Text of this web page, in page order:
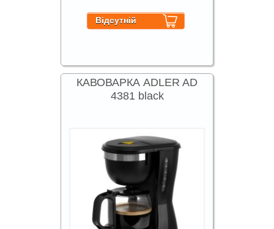
КАВОВАРКА ADLER AD
4381 black